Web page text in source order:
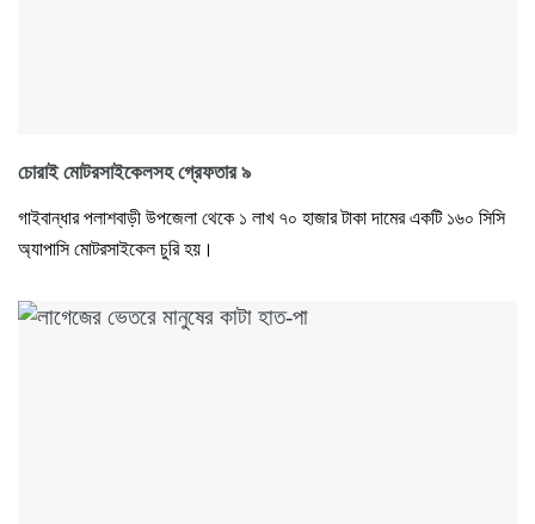
চোরাই মোটরসাইকেলসহ গ্রেফতার ৯
গাইবান্ধার পলাশবাড়ী উপজেলা থেকে ১ লাখ ৭০ হাজার টাকা দামের একটি ১৬০ সিসি
অ্যাপাসি মোটরসাইকেল চুরি হয়।